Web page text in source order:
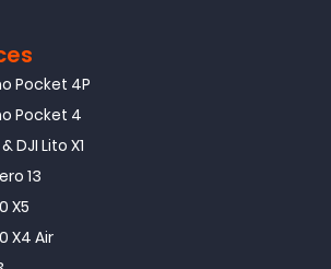
Pocket 4P
Pocket 4
DJI Lito X1
13
X5
X4 Air